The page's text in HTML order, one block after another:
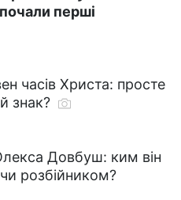
перші
часів Христа: просте
знак?
Довбуш: ким він
розбійником?